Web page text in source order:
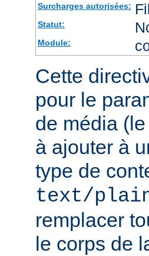
Surcharges autorisées:
Statut:
Module:
Cette
pour le
de média
à ajouter à
type de
text/
remplacer
le corps de